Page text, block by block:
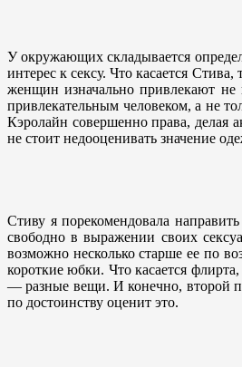
У окружающих складывается
интерес к сексу. Что касается
женщин изначально привлекают не
привлекательным человеком, а не
Кэролайн совершенно права, делая
не стоит недооценивать значение
Стиву я порекомендовала
свободно в выражении своих
возможно несколько старше ее по
короткие юбки. Что касается
— разные вещи. И конечно, второй
по достоинству оценит это.